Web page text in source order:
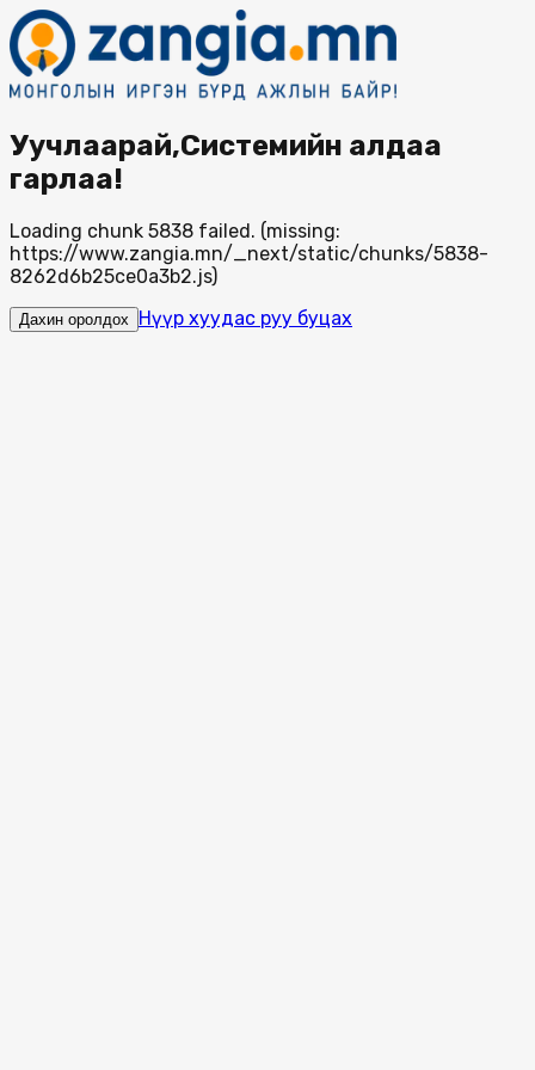
Уучлаарай,Системийн алдаа
гарлаа!
Loading chunk 5838 failed. (missing:
https://www.zangia.mn/_next/static/chunks/5838-
8262d6b25ce0a3b2.js)
Дахин оролдох Нүүр хуудас руу буцах